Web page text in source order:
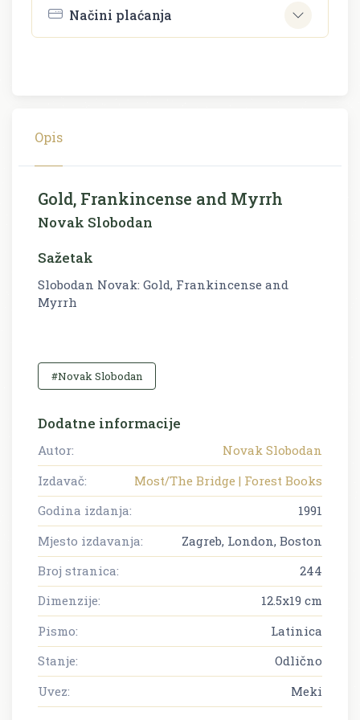
Načini plaćanja
Opis
Gold, Frankincense and Myrrh
Novak Slobodan
Sažetak
Slobodan Novak: Gold, Frankincense and
Myrrh
#Novak Slobodan
Dodatne informacije
Autor:
Novak Slobodan
Izdavač:
Most/The Bridge | Forest Books
Godina izdanja:
1991
Mjesto izdavanja:
Zagreb, London, Boston
Broj stranica:
244
Dimenzije:
12.5x19 cm
Pismo:
Latinica
Stanje:
Odlično
Uvez:
Meki